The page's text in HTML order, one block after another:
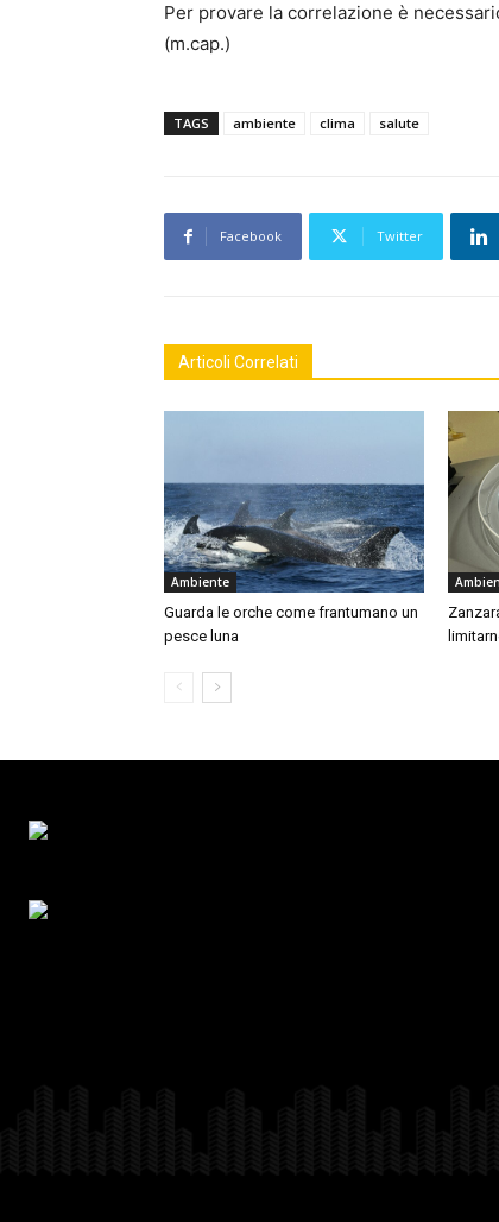
Per provare la correlazione è
(m.cap.)
TAGS ambiente clima salute
Facebook Twitter
Articoli Correlati
Ambiente
Guarda le orche come frantumano un
pesce luna